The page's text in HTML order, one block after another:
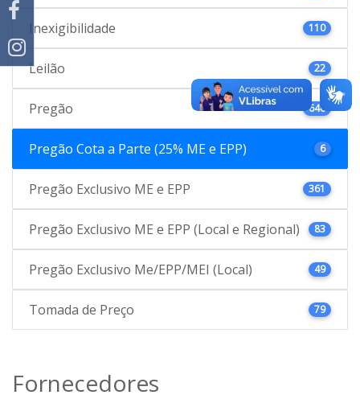
Inexigibilidade 110
Leilão 22
Pregão 646
Pregão Cota a Parte (25% ME e EPP) 6
Pregão Exclusivo ME e EPP 361
Pregão Exclusivo ME e EPP (Local e Regional) 83
Pregão Exclusivo Me/EPP/MEI (Local) 49
Tomada de Preço 79
Fornecedores